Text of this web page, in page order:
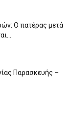
Ο πατέρας μετά
Παρασκευής –